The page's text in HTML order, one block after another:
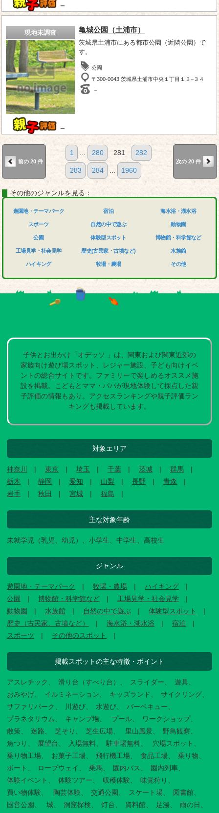
－
現地未調査
－
亀城公園（土浦市）
茨城県土浦市にある都市公園（近隣公園）で
す。
公園
〒300-0043 茨城県土浦市中央１丁目１３−３４
－
前の 20 件
1 ... 280 281 282
283 284 ... 1960
次の 20 件
その他のジャンルを見る：
遊園地・テーマパーク
スポーツ
公園
工場見学・社会見学
ハイキング
宿泊
自然の中で遊ぶ
体験型スポット
歴史(古民家・古墳など)
牧場・農場
海水浴・湖水浴
動物園
博物館・科学館など
水族館
その他
子供とお出かけ「オデッソ 」は、関東および関東近郊の
家族向け遊び場スポット、レジャー施設、子ども向けイベ
ントの総合サイトです。ファミリーで楽しめるオススメ施
設を掲載。こどもとママ・パパが現地体験して採点した親
子評価の情報もあり。アクセスランキングや親子評価ラン
キングも掲載しています。
対象エリア
神奈川 東京 埼玉 千葉 茨城
群馬
栃木
静岡 愛知 山梨 長野
青森
岩手
秋田 宮城 福島
主な対象年齢
未就学児（乳児、幼児）、小学生、中学生、高校生
ジャンル
遊園地・テーマパーク 牧場・農場
ハイキング
公園
博物館・科学館など
工場見学・社会見学
動物園
水族館 自然の中で遊ぶ
体験型スポット
歴史（古民家、古墳など）
海水浴・湖水浴
宿泊
スポーツ
その他のスポット
掲載スポットの主な特徴・ポイント
アスレチック 滑り台（すべり台） スライダー
遊具
おみやげ
イルミネーション キッズランド
サイクリング
サファリパーク
川遊び 水遊び
バーベキュー
プラネタリウム
キャンプ場 プール
ワークショップ
散策
迷路 芝そり 芝生広場 里山風景
野鳥観察
魚つり
展望台 入場無料 駐車場無料
穴場スポット
乗り物工場
お菓子工場 飛行機工場 食品工場
乗り物
ボート
ロープウェイ 乗馬 園内バス
園内列車
体験イベント
体験ツアー 収穫体験
味覚狩り
買い物体験
陶芸体験 交通公園 スケート場
図書館
国営公園
城 洞窟探検 灯台 資料館 足湯 雨の日